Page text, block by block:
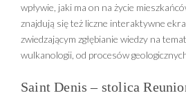
wpływie, jaki ma on na życie
znajdują się też liczne interaktywne
zwiedzającym zgłębianie wiedzy na
wulkanologii, od procesów
Saint Denis – stolica